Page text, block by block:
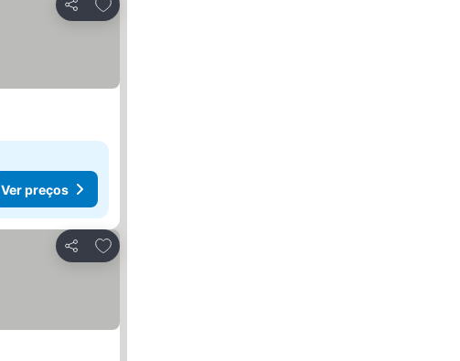
Partilhar
Ver preços
Partilhar
Adicionar aos favoritos